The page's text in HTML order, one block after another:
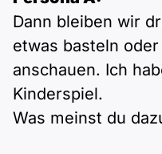
Dann bleiben wir
etwas basteln
anschauen. Ich
Kinderspiel.
Was meinst du